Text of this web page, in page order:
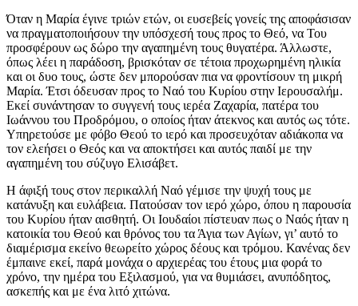
Όταν η Μαρία έγινε τριών ετών, οι ευσεβείς γονείς της αποφάσισαν
να πραγματοποιήσουν την υπόσχεσή τους προς το Θεό, να Του
προσφέρουν ως δώρο την αγαπημένη τους θυγατέρα. Άλλωστε,
όπως λέει η παράδοση, βρισκόταν σε τέτοια προχωρημένη ηλικία
και οι δυο τους, ώστε δεν μπορούσαν πια να φροντίσουν τη μικρή
Μαρία. Έτσι όδευσαν προς το Ναό του Κυρίου στην Ιερουσαλήμ.
Εκεί συνάντησαν το συγγενή τους ιερέα Ζαχαρία, πατέρα του
Ιωάννου του Προδρόμου, ο οποίος ήταν άτεκνος και αυτός ως τότε.
Υπηρετούσε με φόβο Θεού το ιερό και προσευχόταν αδιάκοπα να
τον ελεήσει ο Θεός και να αποκτήσει και αυτός παιδί με την
αγαπημένη του σύζυγο Ελισάβετ.
Η άφιξή τους στον περικαλλή Ναό γέμισε την ψυχή τους με
κατάνυξη και ευλάβεια. Πατούσαν τον ιερό χώρο, όπου η παρουσία
του Κυρίου ήταν αισθητή. Οι Ιουδαίοι πίστευαν πως ο Ναός ήταν η
κατοικία του Θεού και θρόνος του τα Άγια των Αγίων, γι’ αυτό το
διαμέρισμα εκείνο θεωρείτο χώρος δέους και τρόμου. Κανένας δεν
έμπαινε εκεί, παρά μονάχα ο αρχιερέας του έτους μια φορά το
χρόνο, την ημέρα του Εξιλασμού, για να θυμιάσει, ανυπόδητος,
ασκεπής και με ένα λιτό χιτώνα.